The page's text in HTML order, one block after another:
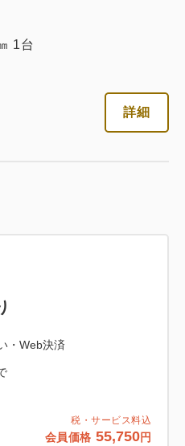
42,416円
詳細 今すぐ予約
1台
詳細
税・サービス料込
会員価格 55,750円
・Web決済